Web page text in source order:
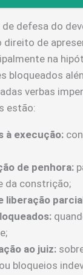
defesa do
direito de
na
bloqueados
verbas
estão:
à execução:
de penhora:
da constrição;
liberação
ao juiz:
bloqueios